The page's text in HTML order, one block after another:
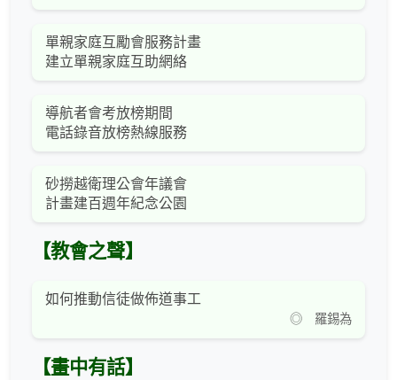
單親家庭互勵會服務計畫
建立單親家庭互助網絡
導航者會考放榜期間
電話錄音放榜熱線服務
砂撈越衛理公會年議會
計畫建百週年紀念公園
【教會之聲】
如何推動信徒做佈道事工
◎ 羅錫為
【畫中有話】